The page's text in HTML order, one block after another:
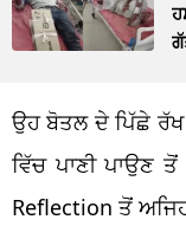
ਉਹ ਬੋਤਲ ਦੇ ਪਿੱਛੇ
ਵਿੱਚ ਪਾਣੀ ਪਾਉਣ
Reflection ਤੋਂ